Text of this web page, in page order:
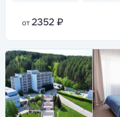
от 2352 ₽